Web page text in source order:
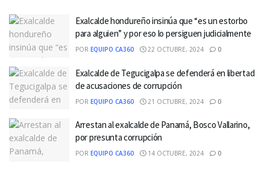
Exalcalde hondureño insinúa que “es un estorbo
para alguien” y por eso lo persiguen judicialmente
POR EQUIPO CA360 22 OCTUBRE, 2024 0
Exalcalde de Tegucigalpa se defenderá en libertad
de acusaciones de corrupción
POR EQUIPO CA360 21 OCTUBRE, 2024 0
Arrestan al exalcalde de Panamá, Bosco Vallarino,
por presunta corrupción
POR EQUIPO CA360 14 OCTUBRE, 2024 0